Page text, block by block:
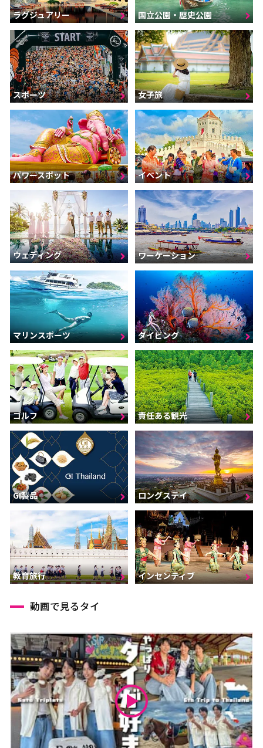
ラグジュアリー 国立公園・歴史公園
スポーツ 女子旅
パワースポット イベント
ウェディング ワーケーション
マリンスポーツ ダイビング
ゴルフ 責任ある観光
GI製品 ロングステイ
教育旅行 インセンティブ
動画で見るタイ